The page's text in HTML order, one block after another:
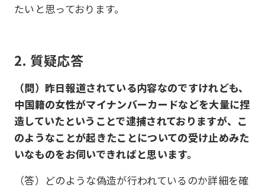
たいと思っております。
2. 質疑応答
（問）昨日報道されている内容なのですけれども、
中国籍の女性がマイナンバーカードなどを大量に捏
造していたということで逮捕されておりますが、こ
のようなことが起きたことについての受け止めみた
いなものをお伺いできればと思います。
（答）どのような偽造が行われているのか詳細を確